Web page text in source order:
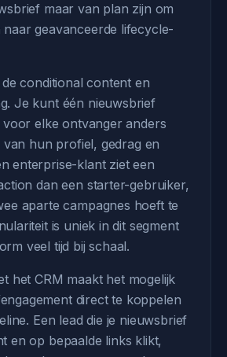
maar van plan zijn om
geavanceerde lifecycle-
conditional content en
Je kunt één nieuwsbrief
elke ontvanger anders
van hun profiel, gedrag en
enterprise-klant ziet een
dan een starter-gebruiker,
aparte campagnes hoeft te
is uniek in dit segment
veel tijd bij schaal.
het CRM maakt het mogelijk
direct te koppelen
Een lead die je nieuwsbrief
en op bepaalde links klikt,